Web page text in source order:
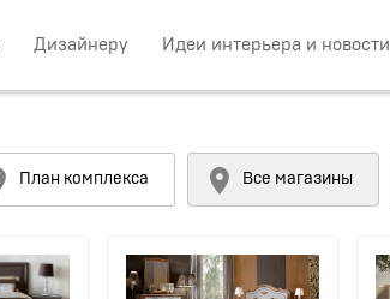
Дизайнеру Идеи интерьера и новости
Все магазины
План комплекса